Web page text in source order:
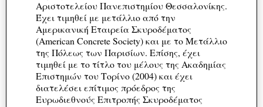
Αριστοτελείου Πανεπιστημίου Θεσσαλονίκης.
Έχει τιμηθεί με μετάλλιο από την
Αμερικανική Εταιρεία Σκυροδέματος
(American Concrete Society) και με το Μετάλλιο
της Πόλεως των Παρισίων. Επίσης, έχει
τιμηθεί με το τίτλο του μέλους της Ακαδημίας
Επιστημών του Τορίνο (2004) και έχει
διατελέσει επίτιμος πρόεδρος της
Ευρωδιεθνούς Επιτροπής Σκυροδέματος